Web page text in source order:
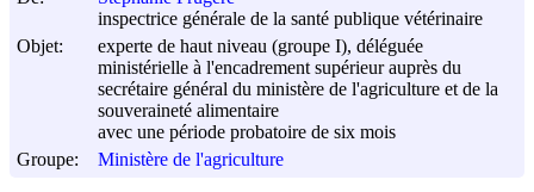
inspectrice générale de la santé publique vétérinaire
Objet:
experte de haut niveau (groupe I), déléguée
ministérielle à l'encadrement supérieur auprès du
secrétaire général du ministère de l'agriculture et de la
souveraineté alimentaire
avec une période probatoire de six mois
Groupe:
Ministère de l'agriculture